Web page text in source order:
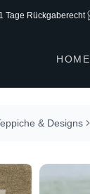
Tage Rückgaberecht
HOME
& Designs